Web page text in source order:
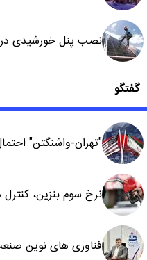
نصب پنل خورشیدی در
گفتگو
"تهران-واشنگتن"
نرخ سوم بنزین،
فناوری های نوین